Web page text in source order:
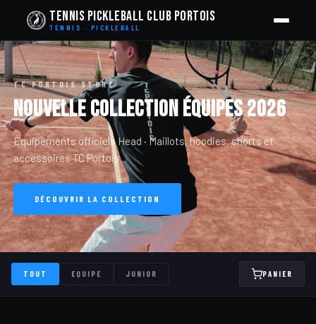
Tennis Pickleball Club Portois
TENNIS · PICKLEBALL
TC PORTOIS STORE
Nouvelle Collection Équipes 2026
Équipements officiels Head · Maillots, hoodies, shorts et
accessoires TC Portois.
DÉCOUVRIR LA COLLECTION
TOUT EQUIPE JUNIOR PANIER